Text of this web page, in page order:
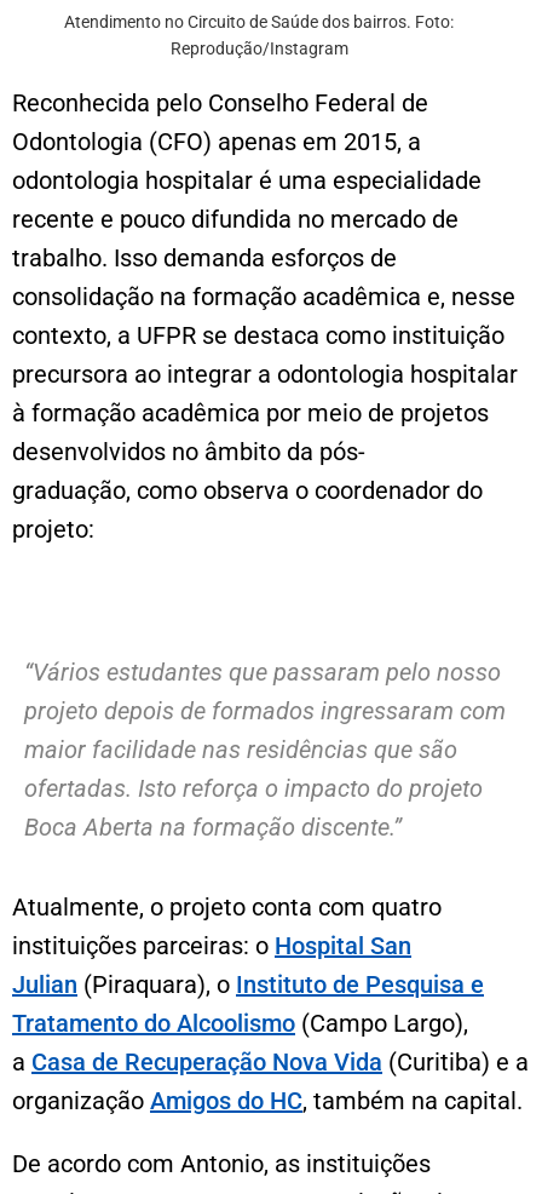
Atendimento no Circuito de Saúde dos bairros. Foto:
Reprodução/Instagram
Reconhecida pelo Conselho Federal de
Odontologia (CFO) apenas em 2015, a
odontologia hospitalar é uma especialidade
recente e pouco difundida no mercado de
trabalho. Isso demanda esforços de
consolidação na formação acadêmica e, nesse
contexto, a UFPR se destaca como instituição
precursora ao integrar a odontologia hospitalar
à formação acadêmica por meio de projetos
desenvolvidos no âmbito da pós-
graduação, como observa o coordenador do
projeto:
“Vários estudantes que passaram pelo nosso
projeto depois de formados ingressaram com
maior facilidade nas residências que são
ofertadas. Isto reforça o impacto do projeto
Boca Aberta na formação discente.”
Atualmente, o projeto conta com quatro
instituições parceiras: o Hospital San
Julian (Piraquara), o Instituto de Pesquisa e
Tratamento do Alcoolismo (Campo Largo),
a Casa de Recuperação Nova Vida (Curitiba) e a
organização Amigos do HC, também na capital.
De acordo com Antonio, as instituições